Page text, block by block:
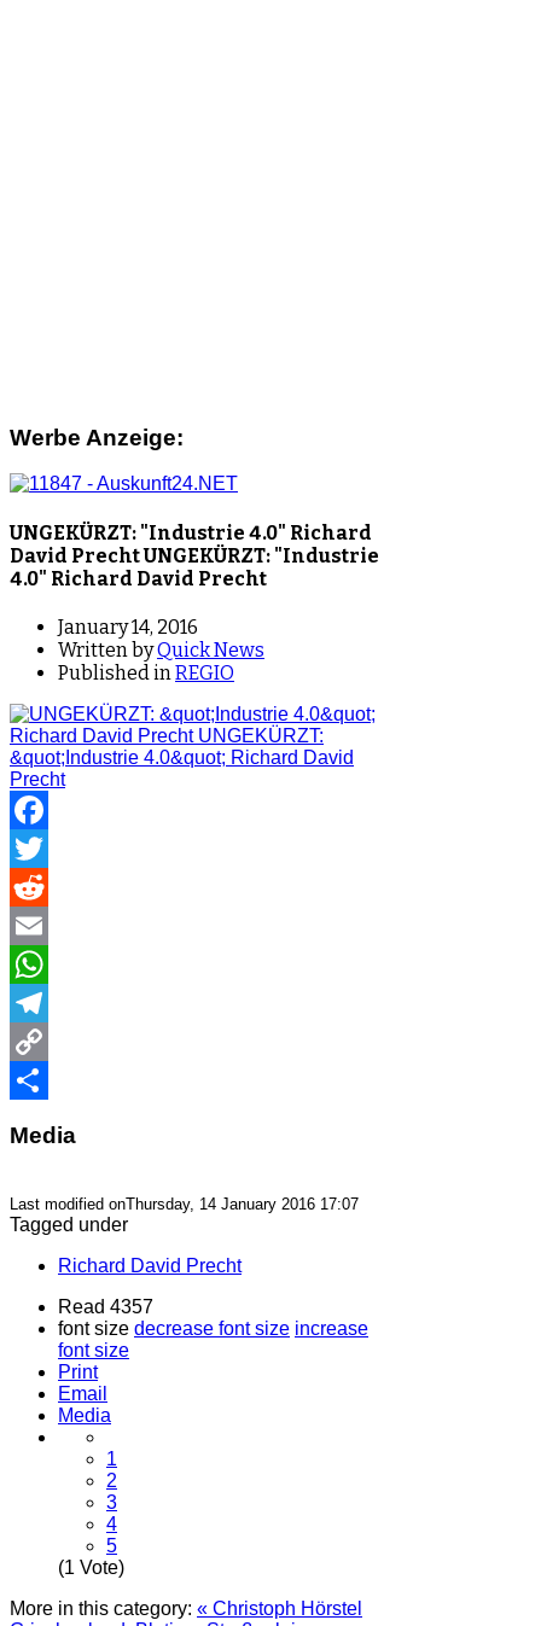
Werbe Anzeige:
UNGEKÜRZT: "Industrie 4.0" Richard
David Precht UNGEKÜRZT: "Industrie
4.0" Richard David Precht
January 14, 2016
Written byQuick News
Published inREGIO
Facebook
Twitter
Reddit
Email
WhatsApp
Telegram
Copy
Media
Last modified onThursday, 14 January 2016 17:07
Tagged under
Richard David Precht
Read 4357
font size decrease font size increase
font size
Print
Email
Media
1
2
3
4
5
(1 Vote)
More in this category: « Christoph Hörstel